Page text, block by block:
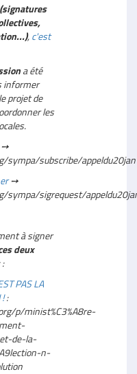
,c'est
a été
informer
projet de
les
sympa/subscribe/
➙
sympa/sigrequest/
à signer
deux
:
PAS LA
!:
p/minist%C3%A8re-
et-de-la-
n-